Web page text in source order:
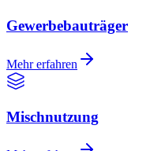
Gewerbebauträger
Mehr erfahren
Mischnutzung